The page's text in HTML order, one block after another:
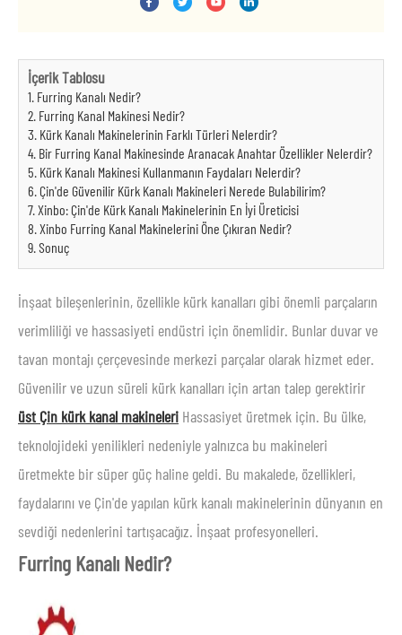
İçerik Tablosu
1. Furring Kanalı Nedir?
2. Furring Kanal Makinesi Nedir?
3. Kürk Kanalı Makinelerinin Farklı Türleri Nelerdir?
4. Bir Furring Kanal Makinesinde Aranacak Anahtar Özellikler Nelerdir?
5. Kürk Kanalı Makinesi Kullanmanın Faydaları Nelerdir?
6. Çin'de Güvenilir Kürk Kanalı Makineleri Nerede Bulabilirim?
7. Xinbo: Çin'de Kürk Kanalı Makinelerinin En İyi Üreticisi
8. Xinbo Furring Kanal Makinelerini Öne Çıkıran Nedir?
9. Sonuç
İnşaat bileşenlerinin, özellikle kürk kanalları gibi önemli parçaların
verimliliği ve hassasiyeti endüstri için önemlidir. Bunlar duvar ve
tavan montajı çerçevesinde merkezi parçalar olarak hizmet eder.
Güvenilir ve uzun süreli kürk kanalları için artan talep gerektirir
üst Çin kürk kanal makineleri Hassasiyet üretmek için. Bu ülke,
teknolojideki yenilikleri nedeniyle yalnızca bu makineleri
üretmekte bir süper güç haline geldi. Bu makalede, özellikleri,
faydalarını ve Çin'de yapılan kürk kanalı makinelerinin dünyanın en
sevdiği nedenlerini tartışacağız. İnşaat profesyonelleri.
Furring Kanalı Nedir?